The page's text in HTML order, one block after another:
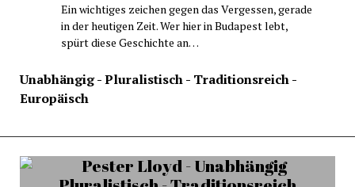
Ein wichtiges zeichen gegen das Vergessen, gerade
in der heutigen Zeit. Wer hier in Budapest lebt,
spürt diese Geschichte an…
Unabhängig - Pluralistisch - Traditionsreich -
Europäisch